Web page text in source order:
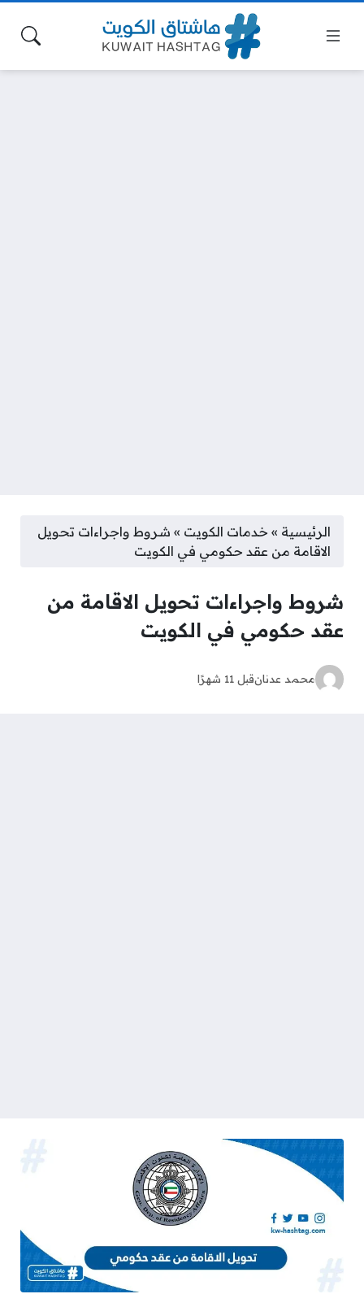
الرئيسية » خدمات الكويت » شروط واجراءات تحويل
الاقامة من عقد حكومي في الكويت
شروط واجراءات تحويل الاقامة من
عقد حكومي في الكويت
محمد عدنانقبل 11 شهرًا